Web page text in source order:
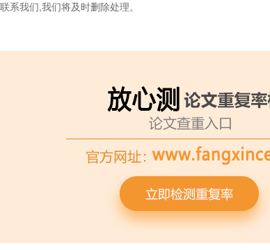
系我们,我们将及时删除处理。